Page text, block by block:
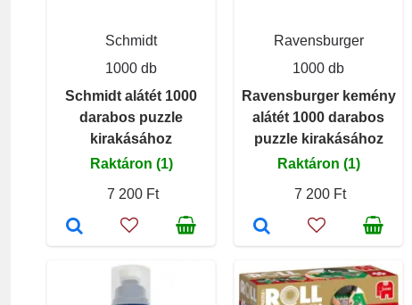
Schmidt
1000 db
Schmidt alátét 1000
darabos puzzle
kirakásához
Raktáron (1)
7 200 Ft
Ravensburger
1000 db
Ravensburger kemény
alátét 1000 darabos
puzzle kirakásához
Raktáron (1)
7 200 Ft